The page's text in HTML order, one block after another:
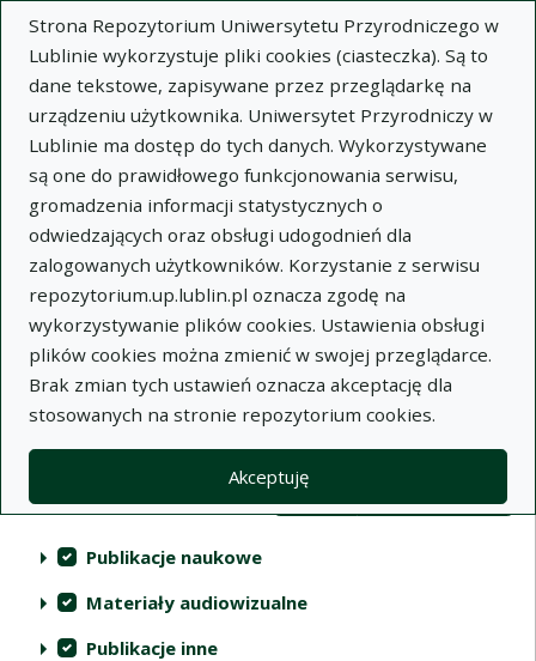
Strona Repozytorium Uniwersytetu Przyrodniczego w
Lublinie wykorzystuje pliki cookies (ciasteczka). Są to
dane tekstowe, zapisywane przez przeglądarkę na
urządzeniu użytkownika. Uniwersytet Przyrodniczy w
Lublinie ma dostęp do tych danych. Wykorzystywane
są one do prawidłowego funkcjonowania serwisu,
gromadzenia informacji statystycznych o
odwiedzających oraz obsługi udogodnień dla
zalogowanych użytkowników. Korzystanie z serwisu
repozytorium.up.lublin.pl oznacza zgodę na
wykorzystywanie plików cookies. Ustawienia obsługi
plików cookies można zmienić w swojej przeglądarce.
Brak zmian tych ustawień oznacza akceptację dla
stosowanych na stronie repozytorium cookies.
Akceptuję
Wyszukaj
Repozytorium Uniwersytetu
Przyrodniczego w Lublinie
Kolekcje
Lista wyników wyszukiwania
Filtry wyszukiwania (automatyczne
Akcje na kolekcjach
Kolekcje (automatyczne przeładowanie treści)
Publikacje naukowe
Materiały audiowizualne
Publikacje inne